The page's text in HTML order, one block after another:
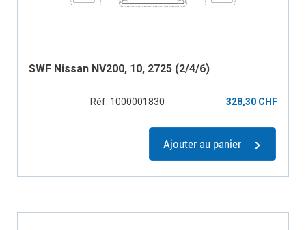
SWF Nissan NV200, 10, 2725 (2/4/6)
Réf: 1000001830 328,30 CHF
Ajouter au panier